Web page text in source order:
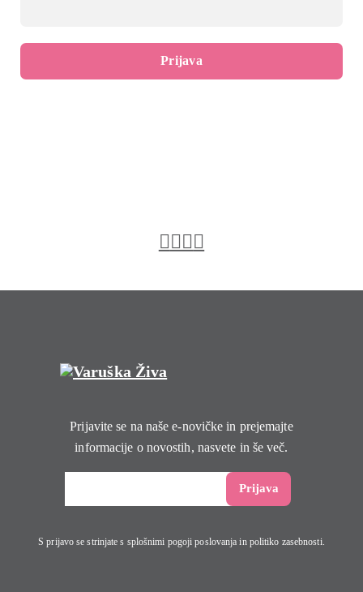
Prijavite se na naše e-novičke in prejemajte
informacije o novostih, nasvete in še več.
S prijavo se strinjate s splošnimi pogoji poslovanja in politiko zasebnosti.